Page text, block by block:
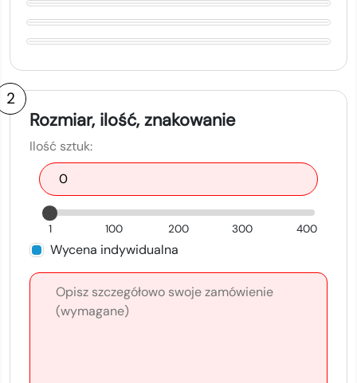
2
Rozmiar, ilość, znakowanie
Ilość sztuk:
1 100 200 300 400
Wycena indywidualna